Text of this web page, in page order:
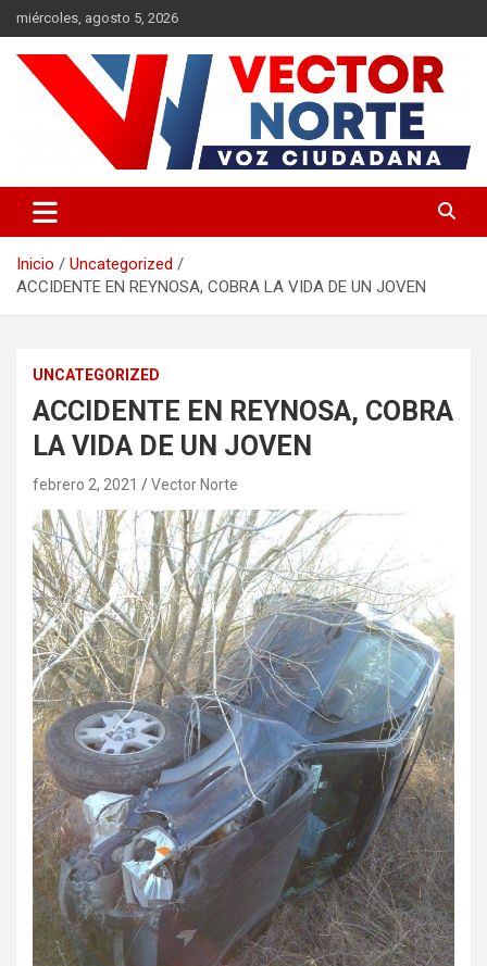
Saltar
al
contenido
miércoles, agosto 5, 2026
Vector Norte
Inicio
Uncategorized
ACCIDENTE EN REYNOSA, COBRA LA VIDA DE UN JOVEN
UNCATEGORIZED
ACCIDENTE EN REYNOSA, COBRA
LA VIDA DE UN JOVEN
febrero 2, 2021 Vector Norte